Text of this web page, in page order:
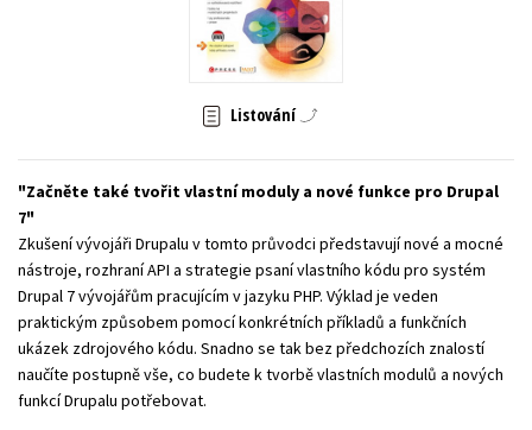
Zahraniční literatura
Všechny tituly
Listování
Začněte také tvořit vlastní moduly a nové funkce pro Drupal
7
Zkušení vývojáři Drupalu v tomto průvodci představují nové a mocné
nástroje, rozhraní API a strategie psaní vlastního kódu pro systém
Drupal 7 vývojářům pracujícím v jazyku PHP. Výklad je veden
praktickým způsobem pomocí konkrétních příkladů a funkčních
ukázek zdrojového kódu. Snadno se tak bez předchozích znalostí
naučíte postupně vše, co budete k tvorbě vlastních modulů a nových
funkcí Drupalu potřebovat.